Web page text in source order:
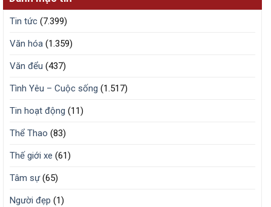
Tin tức (7.399)
Văn hóa (1.359)
Văn đểu (437)
Tình Yêu – Cuộc sống (1.517)
Tin hoạt động (11)
Thể Thao (83)
Thế giới xe (61)
Tâm sự(65)
Người đẹp (1)